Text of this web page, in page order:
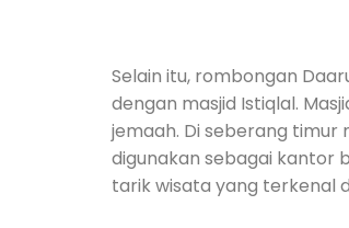
Selain itu, rombongan
dengan masjid Istiqlal.
jemaah. Di seberang timur
digunakan sebagai kantor
tarik wisata yang terkenal